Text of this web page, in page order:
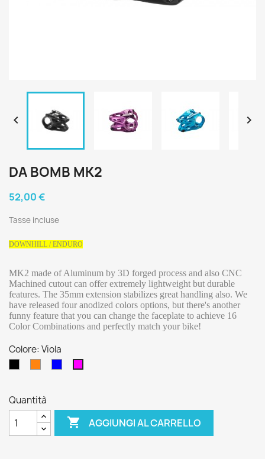
 
DA BOMB MK2
52,00 €
Tasse incluse
DOWNHILL / ENDURO
MK2 made of Aluminum by 3D forged process and also CNC
Machined cutout can offer extremely lightweight but durable
features. The 35mm extension stabilizes great handling also. We
have released four anodized colors options, but there's another
funny feature that you can change the faceplate to achieve 16
Color Combinations and perfectly match your bike!
Colore: Viola
Quantità
 AGGIUNGI AL CARRELLO